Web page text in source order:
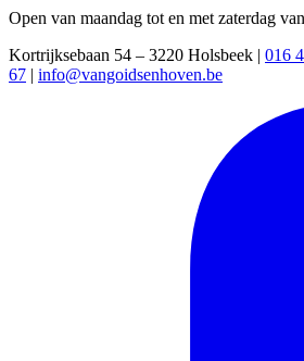
Open van maandag tot en met zaterdag
Kortrijksebaan 54 – 3220 Holsbeek | 016
67 | info@vangoidsenhoven.be